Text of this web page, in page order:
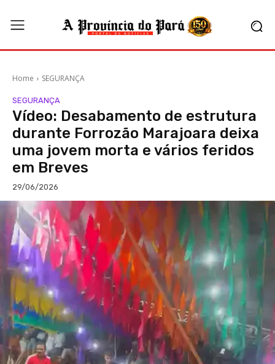
Home SEGURANÇA
SEGURANÇA
Vídeo: Desabamento de estrutura
durante Forrozão Marajoara deixa
uma jovem morta e vários feridos
em Breves
29/06/2026